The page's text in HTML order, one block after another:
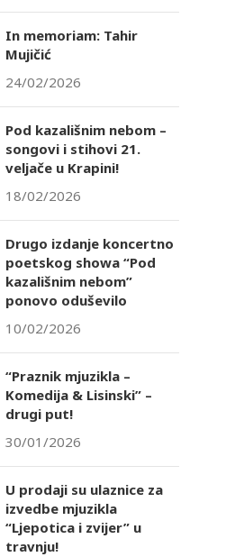
In memoriam: Tahir
Mujičić
24/02/2026
Pod kazališnim nebom –
songovi i stihovi 21.
veljače u Krapini!
18/02/2026
Drugo izdanje koncertno
poetskog showa “Pod
kazališnim nebom”
ponovo oduševilo
10/02/2026
“Praznik mjuzikla –
Komedija & Lisinski” –
drugi put!
30/01/2026
U prodaji su ulaznice za
izvedbe mjuzikla
“Ljepotica i zvijer” u
travnju!